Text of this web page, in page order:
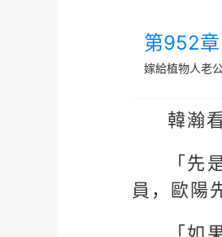
第952
嫁給植物人老
韓瀚
「先
員，歐陽